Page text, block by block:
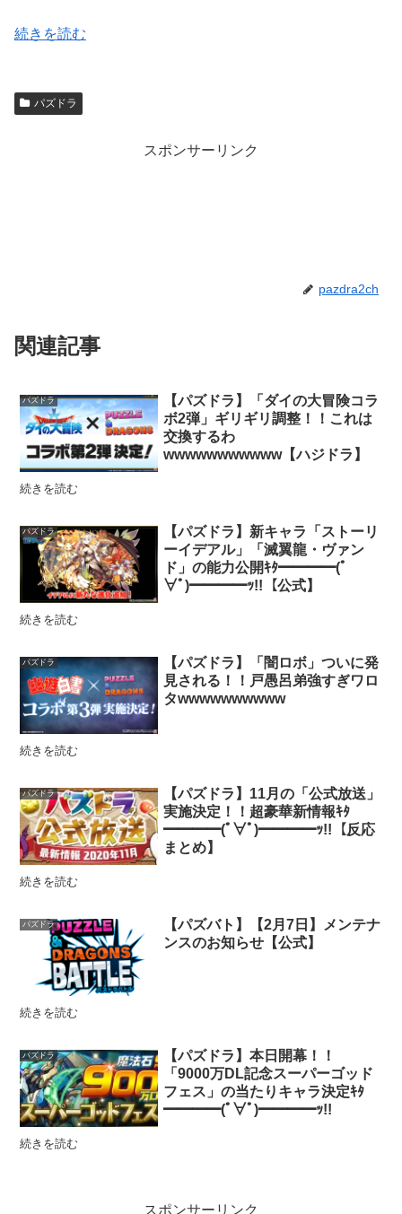
続きを読む
パズドラ
スポンサーリンク
pazdra2ch
関連記事
パズドラ
【パズドラ】「ダイの大冒険コラ
ボ2弾」ギリギリ調整！！これは
交換するわ
wwwwwwwwwww【ハジドラ】
続きを読む
パズドラ
【パズドラ】新キャラ「ストーリ
ーイデアル」「滅翼龍・ヴァン
ド」の能力公開ｷﾀ━━━━(ﾟ
∀ﾟ)━━━━ｯ!!【公式】
続きを読む
パズドラ
【パズドラ】「闇ロボ」ついに発
見される！！戸愚呂弟強すぎワロ
タwwwwwwwwww
続きを読む
パズドラ
【パズドラ】11月の「公式放送」
実施決定！！超豪華新情報ｷﾀ
━━━━(ﾟ∀ﾟ)━━━━ｯ!!【反応
まとめ】
続きを読む
パズドラ
【パズバト】【2月7日】メンテナ
ンスのお知らせ【公式】
続きを読む
パズドラ
【パズドラ】本日開幕！！
「9000万DL記念スーパーゴッド
フェス」の当たりキャラ決定ｷﾀ
━━━━(ﾟ∀ﾟ)━━━━ｯ!!
続きを読む
スポンサーリンク